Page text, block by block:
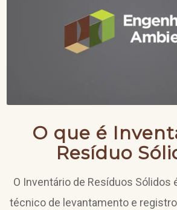
O que é
Resíduo
O Inventário de Resíduos Sólidos
técnico de levantamento e